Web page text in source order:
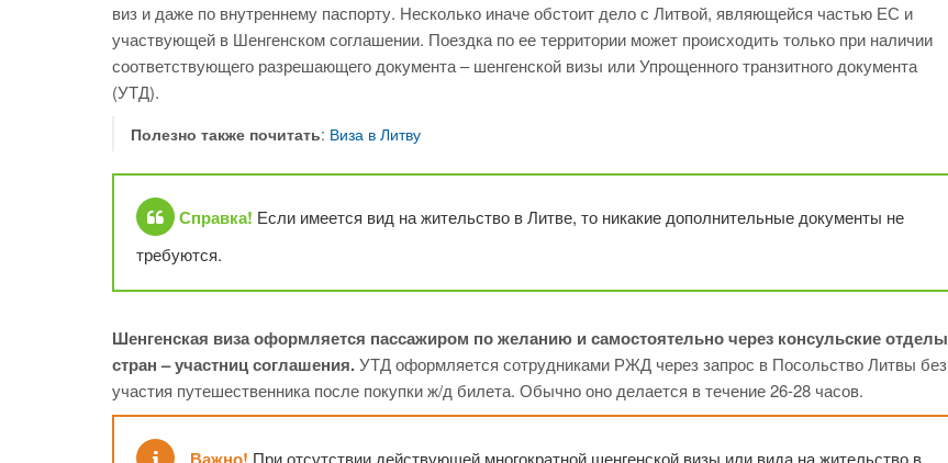
виз и даже по внутреннему паспорту. Несколько иначе обстоит дело с Литвой, являющейся частью ЕС и
участвующей в Шенгенском соглашении. Поездка по ее территории может происходить только при наличии
соответствующего разрешающего документа – шенгенской визы или Упрощенного транзитного документа
(УТД).
Полезно также почитать: Виза в Литву
Справка! Если имеется вид на жительство в Литве, то никакие дополнительные документы не
требуются.
Шенгенская виза оформляется пассажиром по желанию и самостоятельно через консульские отделы
стран – участниц соглашения.УТД оформляется сотрудниками РЖД через запрос в Посольство Литвы без
участия путешественника после покупки ж/д билета. Обычно оно делается в течение 26-28 часов.
При отсутствии действующей многократной шенгенской визы или вида на жительство в